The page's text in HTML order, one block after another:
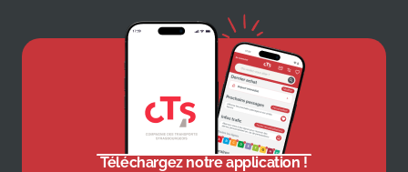
Téléchargez notre application !